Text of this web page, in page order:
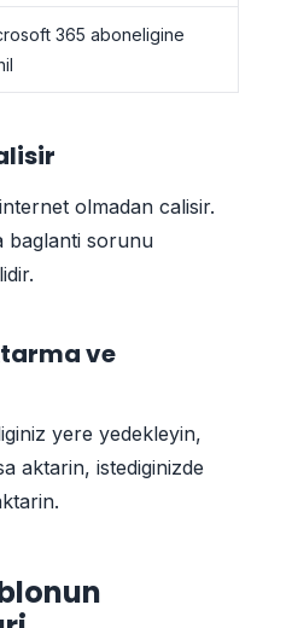
365 aboneligine
olmadan calisir.
baglanti sorunu
ve
yere yedekleyin,
aktarin, istediginizde